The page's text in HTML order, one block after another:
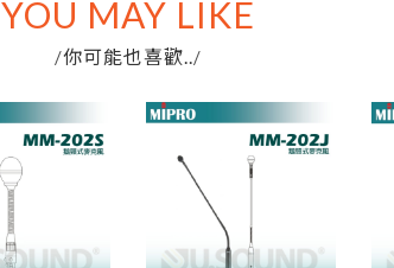
YOU MAY LIKE
/你可能也喜歡.. /